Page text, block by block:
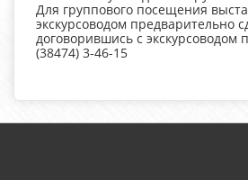
Для группового посещения
экскурсоводом предварительно
договорившись с экскурсоводом
(38474) 3-46-15